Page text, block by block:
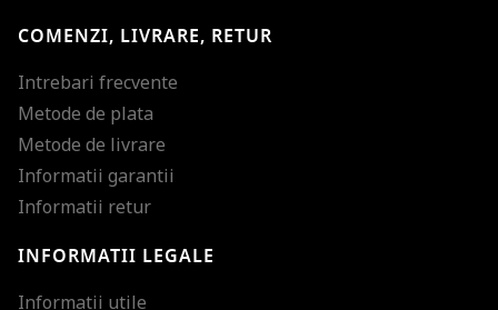
COMENZI, LIVRARE, RETUR
Intrebari frecvente
Metode de plata
Metode de livrare
Informatii garantii
Informatii retur
INFORMATII LEGALE
Informatii utile